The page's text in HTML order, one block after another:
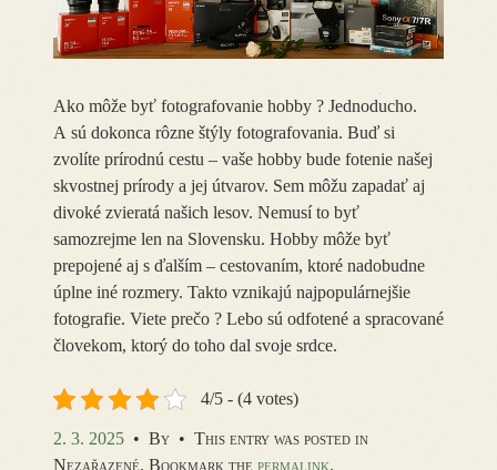
Ako môže byť fotografovanie hobby ? Jednoducho.
A sú dokonca rôzne štýly fotografovania. Buď si
zvolíte prírodnú cestu – vaše hobby bude fotenie našej
skvostnej prírody a jej útvarov. Sem môžu zapadať aj
divoké zvieratá našich lesov. Nemusí to byť
samozrejme len na Slovensku. Hobby môže byť
prepojené aj s ďalším – cestovaním, ktoré nadobudne
úplne iné rozmery. Takto vznikajú najpopulárnejšie
fotografie. Viete prečo ? Lebo sú odfotené a spracované
človekom, ktorý do toho dal svoje srdce.
4/5 - (4 votes)
2. 3. 2025 • By • This entry was posted in
Nezařazené. Bookmark the permalink.